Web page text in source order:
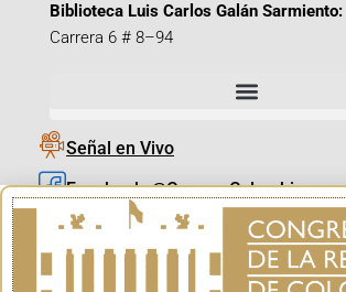
Biblioteca Luis Carlos Galán Sarmiento:
Carrera 6 # 8–94
Señal en Vivo
Facebook_@CamaraColombia
Instagram_@CamaraColombia
X_@CamaraColombia